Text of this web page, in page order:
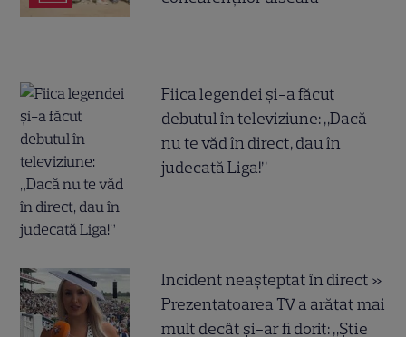
Fiica legendei și-a făcut
debutul în televiziune: „Dacă
nu te văd în direct, dau în
judecată Liga!”
Incident neașteptat în direct »
Prezentatoarea TV a arătat mai
mult decât și-ar fi dorit: „Știe